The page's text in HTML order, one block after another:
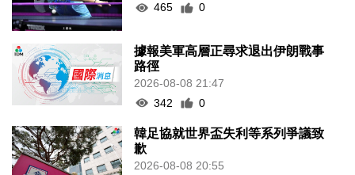
465
0
據報美軍高層正尋求退出伊朗戰事
路徑
2026-08-08 21:47
342
0
韓足協就世界盃失利等系列爭議致
歉
2026-08-08 20:55